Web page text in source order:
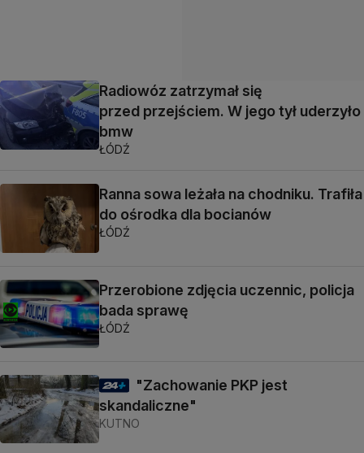
Radiowóz zatrzymał się
przed przejściem. W jego tył uderzyło
bmw
ŁÓDŹ
Ranna sowa leżała na chodniku. Trafiła
do ośrodka dla bocianów
ŁÓDŹ
Przerobione zdjęcia uczennic, policja
bada sprawę
ŁÓDŹ
"Zachowanie PKP jest
skandaliczne"
KUTNO